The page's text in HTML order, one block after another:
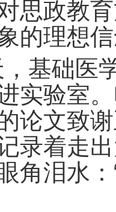
思政教
的理想
基础医
实验室
论文致
录着走
角泪水